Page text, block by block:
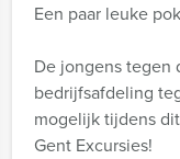
Een paar leuke
De jongens tegen
bedrijfsafdeling
mogelijk tijdens
Gent Excursies!